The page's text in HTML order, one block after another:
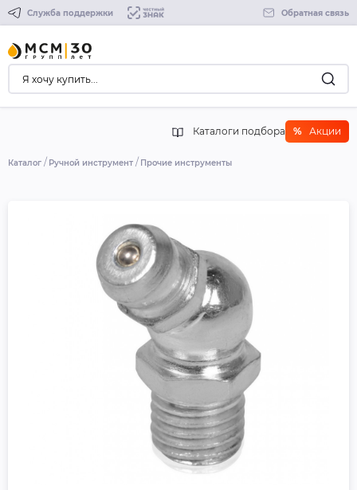
Служба поддержки Обратная связь
Каталоги подбора % Акции
Каталог Ручной инструмент Прочие инструменты